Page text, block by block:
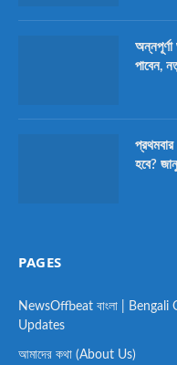
অন্নপূর্ণা
পাবেন,
প্রথমবার
হবে?
PAGES
NewsOffbeat বাংলা |
Updates
আমাদের কথা (About Us)